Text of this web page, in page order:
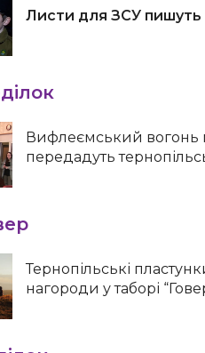
Листи для ЗСУ пишуть
Вифлеємський вогонь
передадуть
Тернопільські
нагороди у таборі